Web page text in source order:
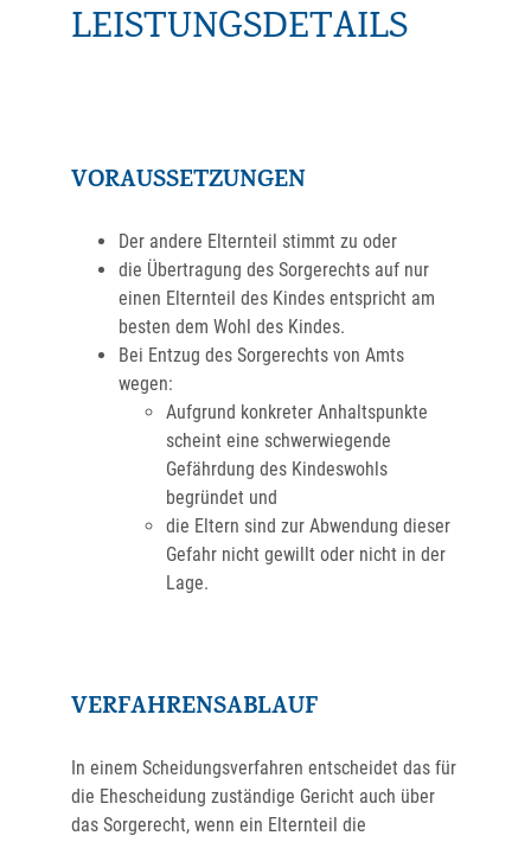
LEISTUNGSDETAILS
VORAUSSETZUNGEN
Der andere Elternteil stimmt zu oder
die Übertragung des Sorgerechts auf nur
einen Elternteil des Kindes entspricht am
besten dem Wohl des Kindes.
Bei Entzug des Sorgerechts von Amts
wegen:
Aufgrund konkreter Anhaltspunkte
scheint eine schwerwiegende
Gefährdung des Kindeswohls
begründet und
die Eltern sind zur Abwendung dieser
Gefahr nicht gewillt oder nicht in der
Lage.
VERFAHRENSABLAUF
In einem Scheidungsverfahren entscheidet das für
die Ehescheidung zuständige Gericht auch über
das Sorgerecht, wenn ein Elternteil die